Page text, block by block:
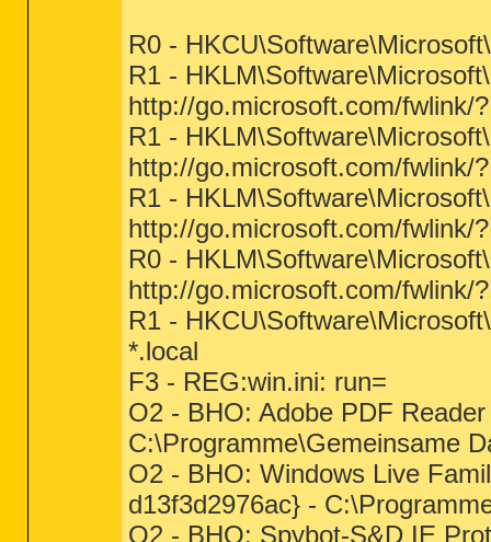
R0 -
R1 -
http://go.microsoft.com/fwlink/
R1 -
http://go.microsoft.com/fwlink/
R1 -
http://go.microsoft.com/fwlink/
R0 -
http://go.microsoft.com/fwlink/
R1 -
*.local
F3 - REG:win.ini: run=
O2 - BHO: Adobe PDF
C:\Programme\Gemeinsame
O2 - BHO: Windows Live
d13f3d2976ac} -
O2 - BHO: Spybot-S&D IE